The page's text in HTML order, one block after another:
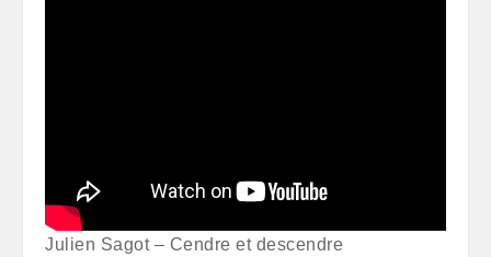
Julien Sagot – Cendre et descendre